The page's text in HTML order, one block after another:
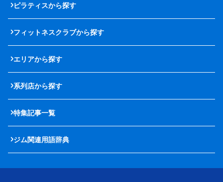
ピラティスから探す
フィットネスクラブから探す
エリアから探す
系列店から探す
特集記事一覧
ジム関連用語辞典